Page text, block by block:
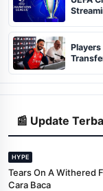
📰 Update
HYPE
Tears On A Withered
Cara Baca